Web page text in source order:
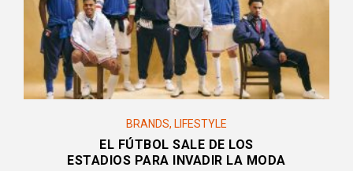
BRANDS, LIFESTYLE
EL FÚTBOL SALE DE LOS
ESTADIOS PARA INVADIR LA MODA